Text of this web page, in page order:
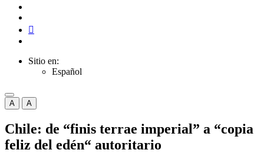
Sitio en:
Español
A A
Chile: de “finis terrae imperial” a “copia
feliz del edén“ autoritario